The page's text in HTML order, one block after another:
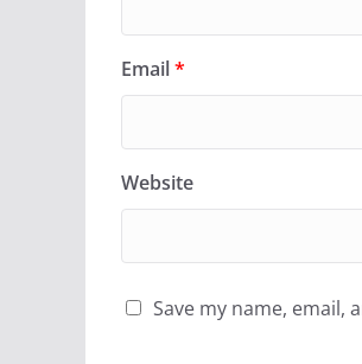
Email*
Website
Save my name,